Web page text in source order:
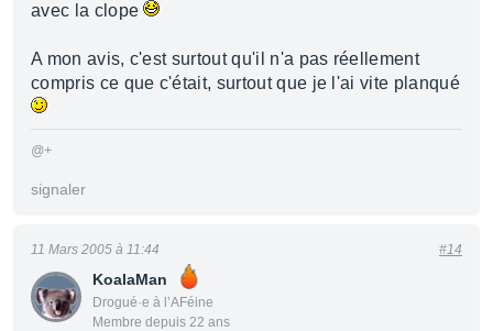
avec la clope
A mon avis, c'est surtout qu'il n'a pas réellement
compris ce que c'était, surtout que je l'ai vite planqué
@+
signaler
KoalaMan
Drogué·e à l’AFéine
Membre depuis 22 ans
11 Mars 2005 à 11:44 #14